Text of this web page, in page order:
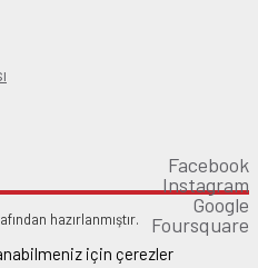
Facebook
Instagram
Google
Foursquare
hazırlanmıştır.
için çerezler